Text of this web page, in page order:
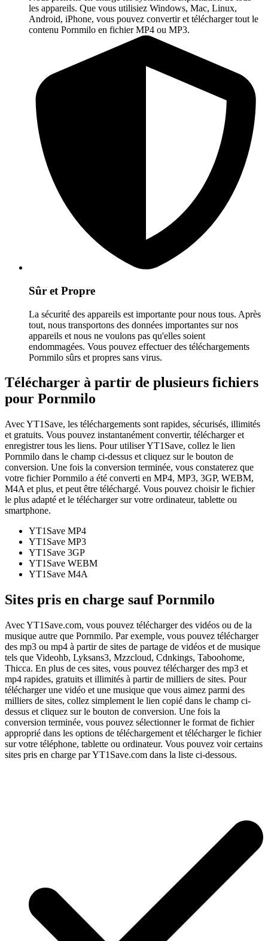
les appareils. Que vous utilisiez Windows, Mac, Linux,
Android, iPhone, vous pouvez convertir et télécharger tout le
contenu Pornmilo en fichier MP4 ou MP3.
Sûr et Propre
La sécurité des appareils est importante pour nous tous. Après
tout, nous transportons des données importantes sur nos
appareils et nous ne voulons pas qu'elles soient
endommagées. Vous pouvez effectuer des téléchargements
Pornmilo sûrs et propres sans virus.
Télécharger à partir de plusieurs fichiers
pour Pornmilo
Avec YT1Save, les téléchargements sont rapides, sécurisés, illimités
et gratuits. Vous pouvez instantanément convertir, télécharger et
enregistrer tous les liens. Pour utiliser YT1Save, collez le lien
Pornmilo dans le champ ci-dessus et cliquez sur le bouton de
conversion. Une fois la conversion terminée, vous constaterez que
votre fichier Pornmilo a été converti en MP4, MP3, 3GP, WEBM,
M4A et plus, et peut être téléchargé. Vous pouvez choisir le fichier
le plus adapté et le télécharger sur votre ordinateur, tablette ou
smartphone.
YT1Save MP4
YT1Save MP3
YT1Save 3GP
YT1Save WEBM
YT1Save M4A
Sites pris en charge sauf Pornmilo
Avec YT1Save.com, vous pouvez télécharger des vidéos ou de la
musique autre que Pornmilo. Par exemple, vous pouvez télécharger
des mp3 ou mp4 à partir de sites de partage de vidéos et de musique
tels que Videohb, Lyksans3, Mzzcloud, Cdnkings, Taboohome,
Thicca. En plus de ces sites, vous pouvez télécharger des mp3 et
mp4 rapides, gratuits et illimités à partir de milliers de sites. Pour
télécharger une vidéo et une musique que vous aimez parmi des
milliers de sites, collez simplement le lien copié dans le champ ci-
dessus et cliquez sur le bouton de conversion. Une fois la
conversion terminée, vous pouvez sélectionner le format de fichier
approprié dans les options de téléchargement et télécharger le fichier
sur votre téléphone, tablette ou ordinateur. Vous pouvez voir certains
sites pris en charge par YT1Save.com dans la liste ci-dessous.